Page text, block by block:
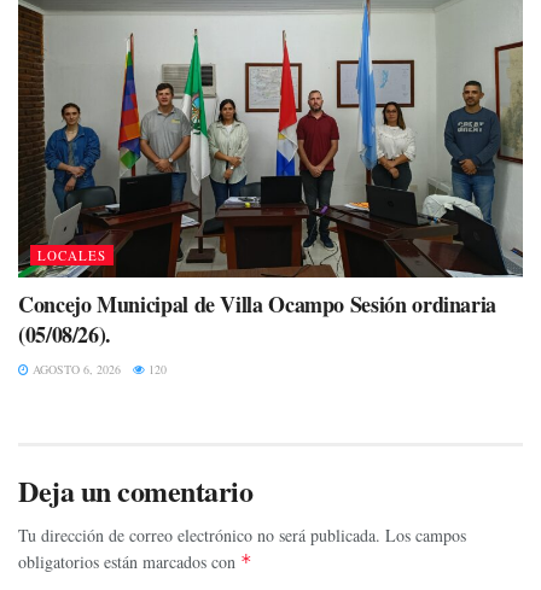
LOCALES
Concejo Municipal de Villa Ocampo Sesión ordinaria
(05/08/26).
AGOSTO 6, 2026 120
Deja un comentario
Tu dirección de correo electrónico no será publicada. Los campos
obligatorios están marcados con *